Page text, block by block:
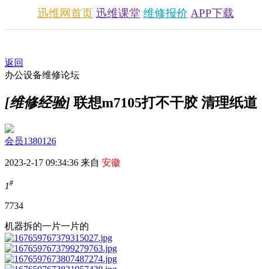
迅维网首页 迅维课堂 维修报价 APP下载
返回
办公设备维修论坛
[维修经验]联想m7105打不干胶 清理纸道
会员1380126
2023-2-17 09:34:36 来自 安徽
1#
7734
机器拆的一片一片的